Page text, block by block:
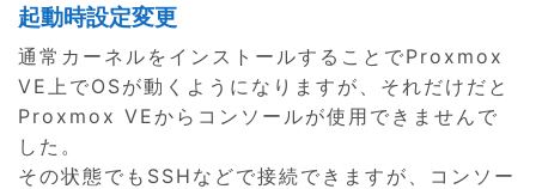
起動時設定変更
通常カーネルをインストールすることでProxmox
VE上でOSが動くようになりますが、それだけだと
Proxmox VEからコンソールが使用できませんで
した。
その状態でもSSHなどで接続できますが、コンソー